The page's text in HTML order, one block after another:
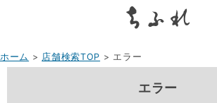
ホーム > 店舗検索TOP > エラー
エラー